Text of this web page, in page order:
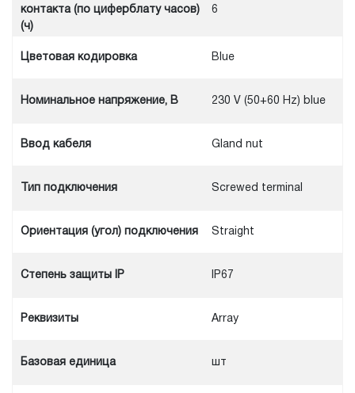
контакта (по циферблату часов)
(ч)
6
Цветовая кодировка Blue
Номинальное напряжение, В 230 V (50+60 Hz) blue
Ввод кабеля Gland nut
Тип подключения Screwed terminal
Ориентация (угол) подключения Straight
Степень защиты IP IP67
Реквизиты Array
Базовая единица шт